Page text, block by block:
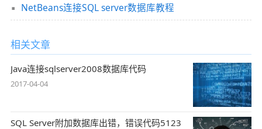
NetBeans连接SQL server数据库教程
相关文章
Java连接sqlserver2008数据库代码
2017-04-04
SQL Server附加数据库出错，错误代码5123